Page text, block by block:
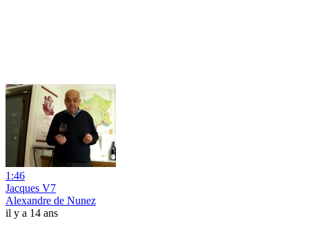
1:46
Jacques V7
Alexandre de Nunez
il y a 14 ans